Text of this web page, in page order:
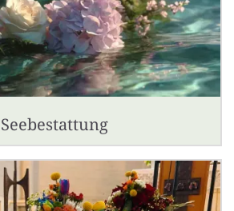
Seebestattung